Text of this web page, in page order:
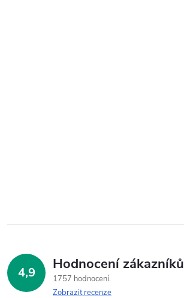
4,9 Hodnocení zákazníků
1757 hodnocení
Zobrazit recenze